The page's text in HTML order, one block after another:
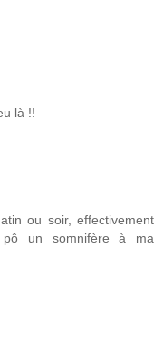
là !!
ou soir, effectivement
un somnifère à ma